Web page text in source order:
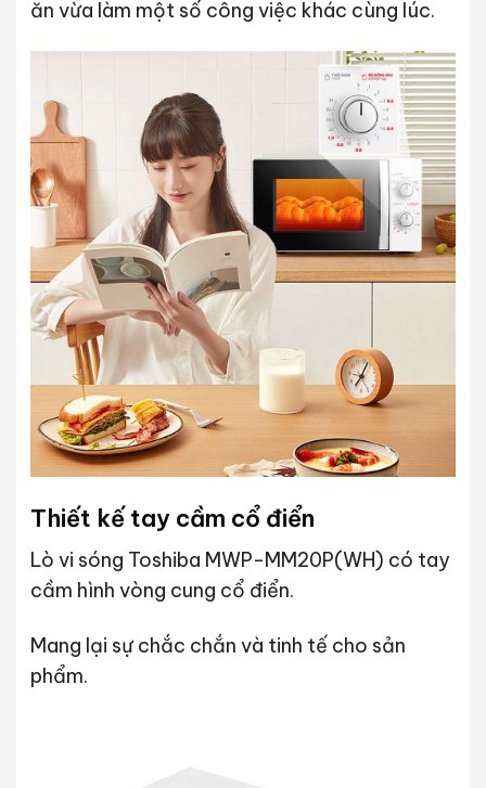
ăn vừa làm một số công việc khác cùng lúc.
Thiết kế tay cầm cổ điển
Lò vi sóng Toshiba MWP-MM20P(WH) có tay
cầm hình vòng cung cổ điển.
Mang lại sự chắc chắn và tinh tế cho sản
phẩm.